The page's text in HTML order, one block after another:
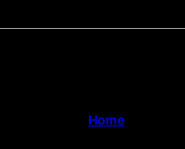
Home